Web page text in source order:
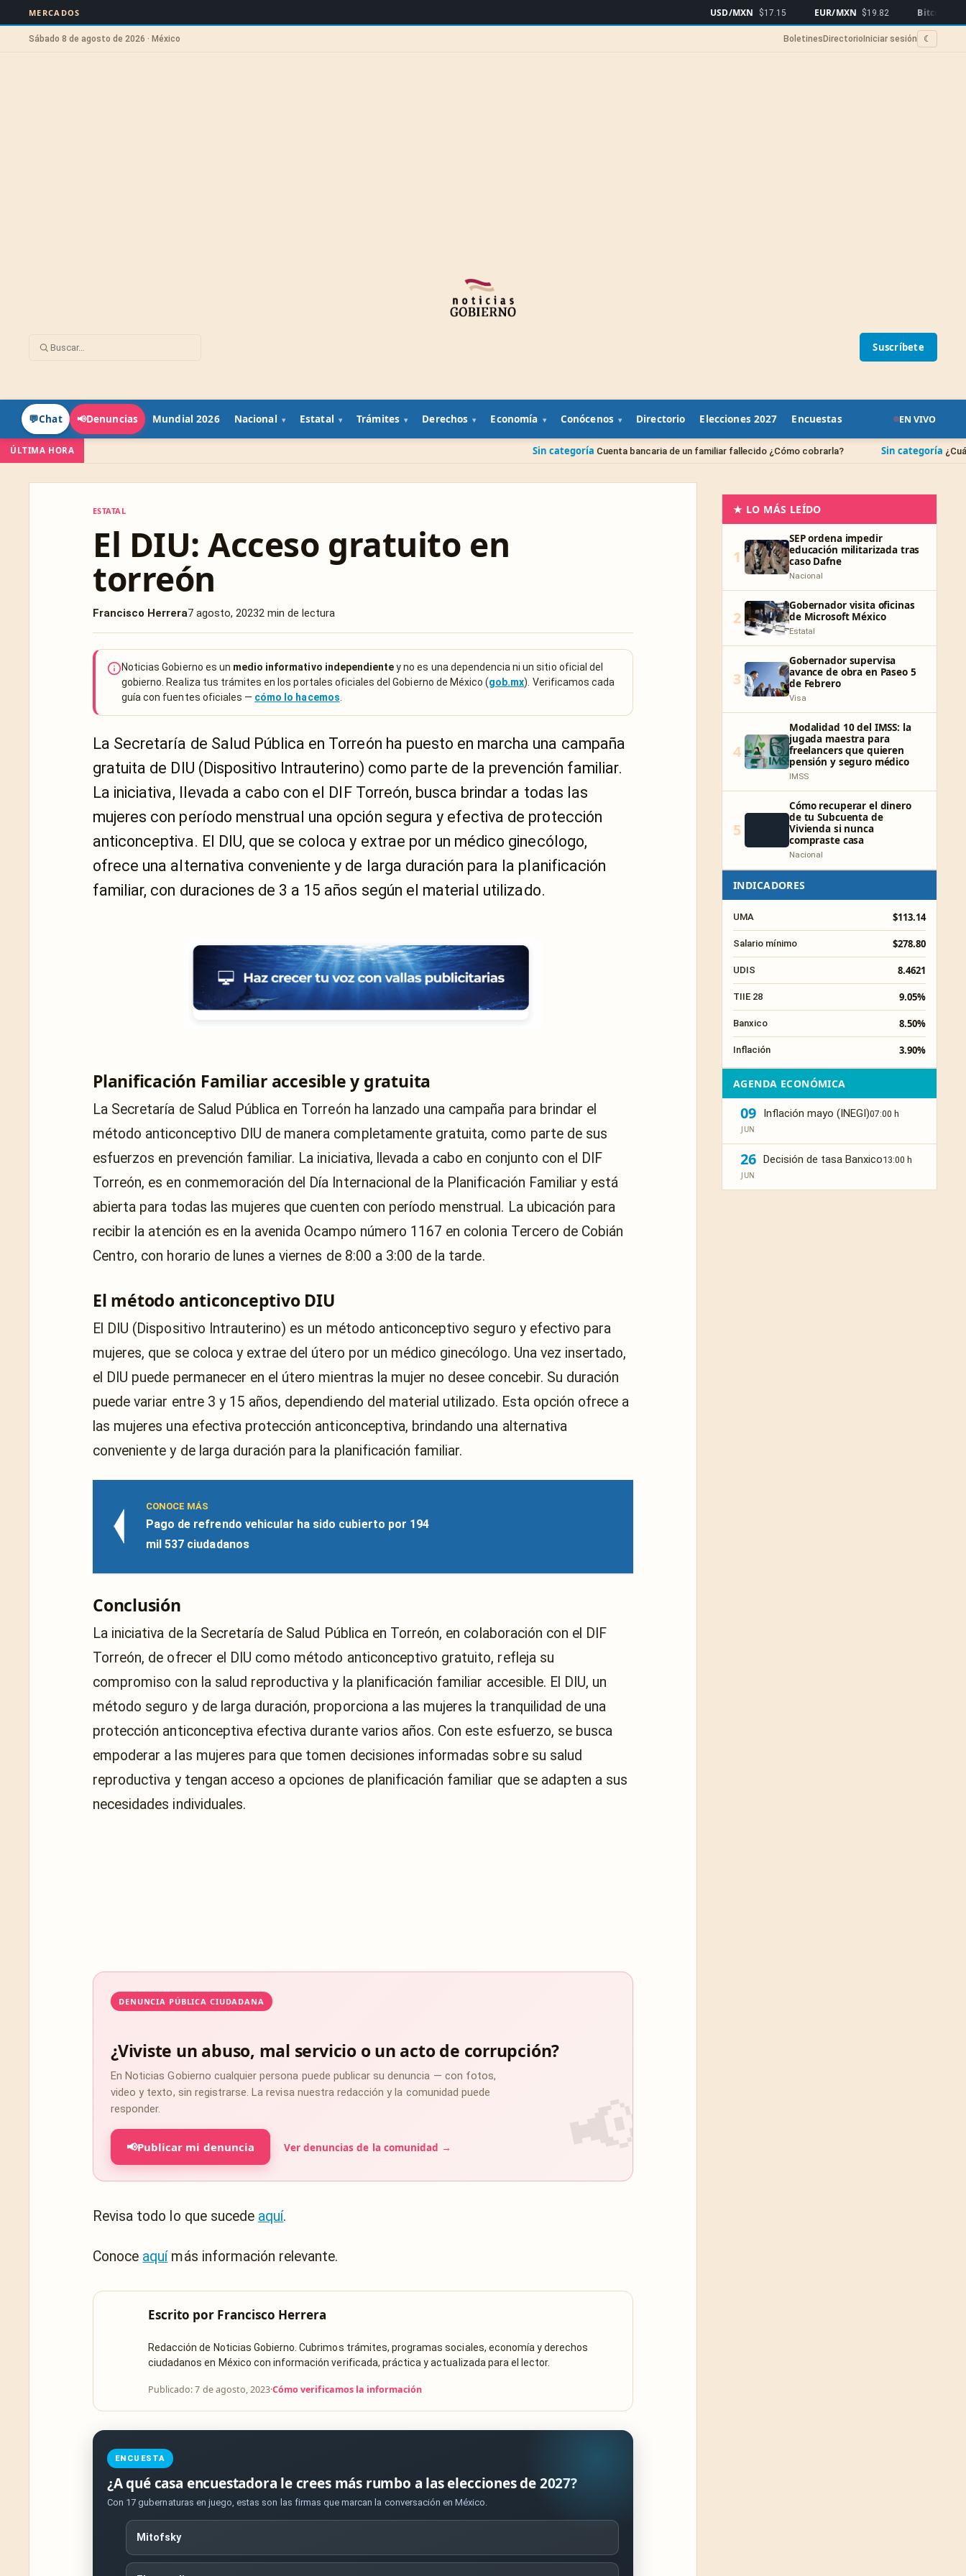
MERCADOS USD/MXN $17.15 EUR/MXN $19.82 Bitcoin $64,919
Sábado 8 de agosto de 2026 · México Boletines Directorio Iniciar sesión ☾
Suscríbete
💬Chat 📢Denuncias Mundial 2026 Nacional Estatal Trámites Derechos Economía Conócenos Directorio Elecciones 2027 Encuestas EN VIVO
ÚLTIMA HORA Cuenta bancaria de un familiar fallecido ¿Cómo cobrarla? Sin categoría ¿Cuándo se borran
ESTATAL
El DIU: Acceso gratuito en
torreón
Francisco Herrera7 agosto, 20232 min de lectura
Noticias Gobierno es un medio informativo independientey no es una dependencia ni un sitio oficial del
gobierno. Realiza tus trámites en los portales oficiales del Gobierno de México (gob.mx). Verificamos cada
guía con fuentes oficiales — cómo lo hacemos
La Secretaría de Salud Pública en Torreón ha puesto en marcha una campaña
gratuita de DIU (Dispositivo Intrauterino) como parte de la prevención familiar.
La iniciativa, llevada a cabo con el DIF Torreón, busca brindar a todas las
mujeres con período menstrual una opción segura y efectiva de protección
anticonceptiva. El DIU, que se coloca y extrae por un médico ginecólogo,
ofrece una alternativa conveniente y de larga duración para la planificación
familiar, con duraciones de 3 a 15 años según el material utilizado.
Planificación Familiar accesible y gratuita
La Secretaría de Salud Pública en Torreón ha lanzado una campaña para brindar el
método anticonceptivo DIU de manera completamente gratuita, como parte de sus
esfuerzos en prevención familiar. La iniciativa, llevada a cabo en conjunto con el DIF
Torreón, es en conmemoración del Día Internacional de la Planificación Familiar y está
abierta para todas las mujeres que cuenten con período menstrual. La ubicación para
recibir la atención es en la avenida Ocampo número 1167 en colonia Tercero de Cobián
Centro, con horario de lunes a viernes de 8:00 a 3:00 de la tarde.
El método anticonceptivo DIU
El DIU (Dispositivo Intrauterino) es un método anticonceptivo seguro y efectivo para
mujeres, que se coloca y extrae del útero por un médico ginecólogo. Una vez insertado,
el DIU puede permanecer en el útero mientras la mujer no desee concebir. Su duración
puede variar entre 3 y 15 años, dependiendo del material utilizado. Esta opción ofrece a
las mujeres una efectiva protección anticonceptiva, brindando una alternativa
conveniente y de larga duración para la planificación familiar.
CONOCE MÁS
Pago de refrendo vehicular ha sido cubierto por 194
mil 537 ciudadanos
Conclusión
La iniciativa de la Secretaría de Salud Pública en Torreón, en colaboración con el DIF
Torreón, de ofrecer el DIU como método anticonceptivo gratuito, refleja su
compromiso con la salud reproductiva y la planificación familiar accesible. El DIU, un
método seguro y de larga duración, proporciona a las mujeres la tranquilidad de una
protección anticonceptiva efectiva durante varios años. Con este esfuerzo, se busca
empoderar a las mujeres para que tomen decisiones informadas sobre su salud
reproductiva y tengan acceso a opciones de planificación familiar que se adapten a sus
necesidades individuales.
DENUNCIA PÚBLICA CIUDADANA
¿Viviste un abuso, mal servicio o un acto de corrupción?
En Noticias Gobierno cualquier persona puede publicar su denuncia — con fotos,
video y texto, sin registrarse. La revisa nuestra redacción y la comunidad puede
responder.
📢Publicar mi denuncia Ver denuncias de la comunidad →
Revisa todo lo que sucede aquí.
Conoce aquímás información relevante.
Escrito por Francisco Herrera
Redacción de Noticias Gobierno. Cubrimos trámites, programas sociales, economía y derechos
ciudadanos en México con información verificada, práctica y actualizada para el lector.
Publicado: 7 de agosto, 2023·Cómo verificamos la información
ENCUESTA
¿A qué casa encuestadora le crees más rumbo a las elecciones de 2027?
Con 17 gubernaturas en juego, estas son las firmas que marcan la conversación en México.
Mitofsky
★ LO MÁS LEÍDO
1
SEP ordena impedir
educación militarizada tras
caso Dafne
Nacional
2
Gobernador visita oficinas
de Microsoft México
Estatal
3
Gobernador supervisa
avance de obra en Paseo 5
de Febrero
Visa
4
Modalidad 10 del IMSS: la
jugada maestra para
freelancers que quieren
pensión y seguro médico
IMSS
5
Cómo recuperar el dinero
de tu Subcuenta de
Vivienda si nunca
compraste casa
Nacional
INDICADORES
UMA $113.14
Salario mínimo $278.80
UDIS 8.4621
TIIE 28 9.05%
Banxico 8.50%
Inflación 3.90%
AGENDA ECONÓMICA
09
JUN
Inflación mayo (INEGI)07:00 h
26
JUN
Decisión de tasa Banxico13:00 h